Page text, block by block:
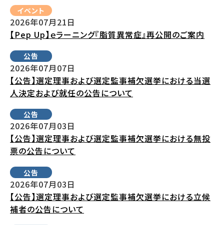
イベント
2026年07月21日
【Pep Up】ｅラーニング『脂質異常症』再公開のご案内
公告
2026年07月07日
【公告】選定理事および選定監事補欠選挙における当選
人決定および就任の公告について
公告
2026年07月03日
【公告】選定理事および選定監事補欠選挙における無投
票の公告について
公告
2026年07月03日
【公告】選定理事および選定監事補欠選挙における立候
補者の公告について